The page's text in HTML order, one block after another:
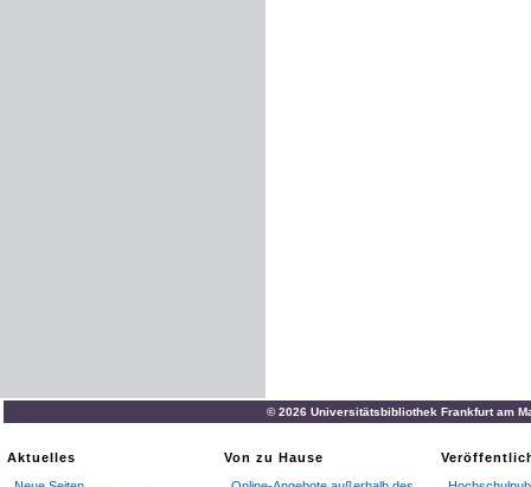
© 2026 Universitätsbibliothek Frankfurt am
Aktuelles
Von zu Hause